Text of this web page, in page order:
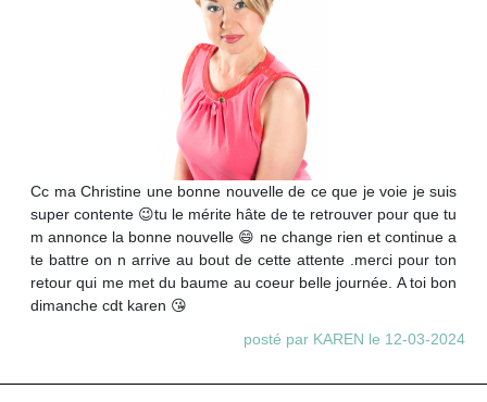
Cc ma Christine une bonne nouvelle de ce que je voie je suis
super contente 😉tu le mérite hâte de te retrouver pour que tu
m annonce la bonne nouvelle 😄 ne change rien et continue a
te battre on n arrive au bout de cette attente .merci pour ton
retour qui me met du baume au coeur belle journée. A toi bon
dimanche cdt karen 😘
posté par KAREN le 12-03-2024